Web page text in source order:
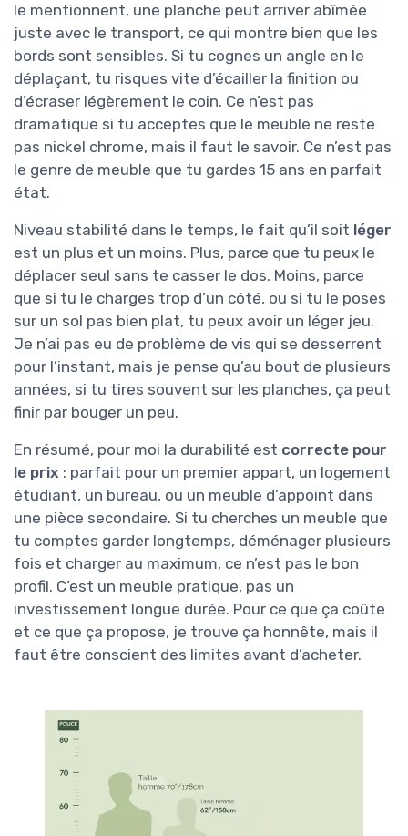
le mentionnent, une planche peut arriver abîmée
juste avec le transport, ce qui montre bien que les
bords sont sensibles. Si tu cognes un angle en le
déplaçant, tu risques vite d’écailler la finition ou
d’écraser légèrement le coin. Ce n’est pas
dramatique si tu acceptes que le meuble ne reste
pas nickel chrome, mais il faut le savoir. Ce n’est pas
le genre de meuble que tu gardes 15 ans en parfait
état.
Niveau stabilité dans le temps, le fait qu’il soit léger
est un plus et un moins. Plus, parce que tu peux le
déplacer seul sans te casser le dos. Moins, parce
que si tu le charges trop d’un côté, ou si tu le poses
sur un sol pas bien plat, tu peux avoir un léger jeu.
Je n’ai pas eu de problème de vis qui se desserrent
pour l’instant, mais je pense qu’au bout de plusieurs
années, si tu tires souvent sur les planches, ça peut
finir par bouger un peu.
En résumé, pour moi la durabilité est correcte pour
le prix : parfait pour un premier appart, un logement
étudiant, un bureau, ou un meuble d’appoint dans
une pièce secondaire. Si tu cherches un meuble que
tu comptes garder longtemps, déménager plusieurs
fois et charger au maximum, ce n’est pas le bon
profil. C’est un meuble pratique, pas un
investissement longue durée. Pour ce que ça coûte
et ce que ça propose, je trouve ça honnête, mais il
faut être conscient des limites avant d’acheter.